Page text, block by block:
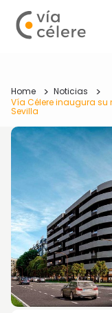
Home
Noticias
Vía Célere inaugura su
Sevilla